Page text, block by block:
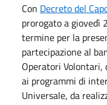
Con Decreto del
prorogato a giovedì
termine per la
partecipazione al
Operatori
ai programmi di
Universale, da